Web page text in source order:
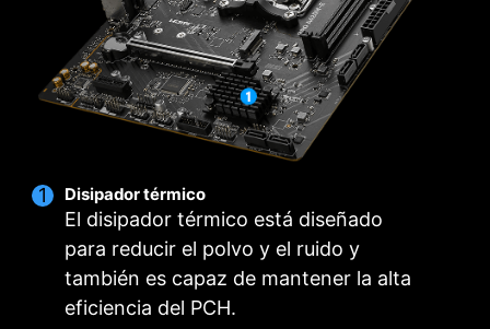
Disipador térmico
El disipador térmico está diseñado
para reducir el polvo y el ruido y
también es capaz de mantener la alta
eficiencia del PCH.
con una precisión milimétrica. No solo es
compatible con CPU multi-core, también crea
las condiciones perfectas para el overclocking
de tu CPU.
adecuados, que podrá descargar e instalar con
sólo unos clics.Más Información
*Asegúrese de conectarse a Internet o MSI DRIVER
UTILITY INSTALLER no se iniciará automáticamente.